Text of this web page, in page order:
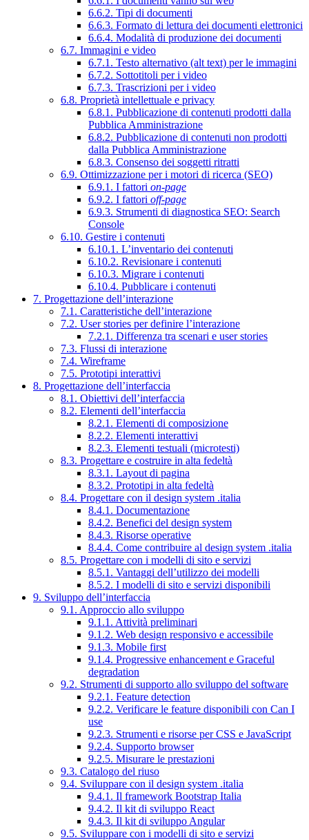
6.6.2. Tipi di documenti
6.6.3. Formato di lettura dei documenti elettronici
6.6.4. Modalità di produzione dei documenti
6.7. Immagini e video
6.7.1. Testo alternativo (alt text) per le immagini
6.7.2. Sottotitoli per i video
6.7.3. Trascrizioni per i video
6.8. Proprietà intellettuale e privacy
6.8.1. Pubblicazione di contenuti prodotti dalla
Pubblica Amministrazione
6.8.2. Pubblicazione di contenuti non prodotti
dalla Pubblica Amministrazione
6.8.3. Consenso dei soggetti ritratti
6.9. Ottimizzazione per i motori di ricerca (SEO)
6.9.1. I fattori on-page
6.9.2. I fattori off-page
6.9.3. Strumenti di diagnostica SEO: Search
Console
6.10. Gestire i contenuti
6.10.1. L’inventario dei contenuti
6.10.2. Revisionare i contenuti
6.10.3. Migrare i contenuti
6.10.4. Pubblicare i contenuti
7. Progettazione dell’interazione
7.1. Caratteristiche dell’interazione
7.2. User stories per definire l’interazione
7.2.1. Differenza tra scenari e user stories
7.3. Flussi di interazione
7.4. Wireframe
7.5. Prototipi interattivi
8. Progettazione dell’interfaccia
8.1. Obiettivi dell’interfaccia
8.2. Elementi dell’interfaccia
8.2.1. Elementi di composizione
8.2.2. Elementi interattivi
8.2.3. Elementi testuali (microtesti)
8.3. Progettare e costruire in alta fedeltà
8.3.1. Layout di pagina
8.3.2. Prototipi in alta fedeltà
8.4. Progettare con il design system .italia
8.4.1. Documentazione
8.4.2. Benefici del design system
8.4.3. Risorse operative
8.4.4. Come contribuire al design system .italia
8.5. Progettare con i modelli di sito e servizi
8.5.1. Vantaggi dell’utilizzo dei modelli
8.5.2. I modelli di sito e servizi disponibili
9. Sviluppo dell’interfaccia
9.1. Approccio allo sviluppo
9.1.1. Attività preliminari
9.1.2. Web design responsivo e accessibile
9.1.3. Mobile first
9.1.4. Progressive enhancement e Graceful
degradation
9.2. Strumenti di supporto allo sviluppo del software
9.2.1. Feature detection
9.2.2. Verificare le feature disponibili con Can I
use
9.2.3. Strumenti e risorse per CSS e JavaScript
9.2.4. Supporto browser
9.2.5. Misurare le prestazioni
9.3. Catalogo del riuso
9.4. Sviluppare con il design system .italia
9.4.1. Il framework Bootstrap Italia
9.4.2. Il kit di sviluppo React
9.4.3. Il kit di sviluppo Angular
9.5. Sviluppare con i modelli di sito e servizi